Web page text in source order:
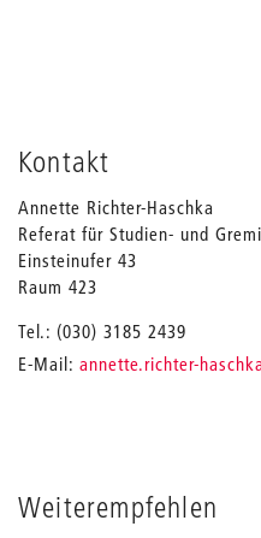
Weiterempfehlen
Kontakt
Annette Richter-Haschka
Referat für Studien- und
Einsteinufer 43
Raum 423
Tel.: (030) 3185 2439
E-Mail: annette.richter-haschka